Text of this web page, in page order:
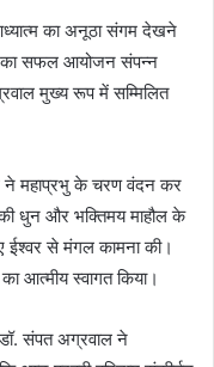
का अनूठा संगम देखने
का सफल आयोजन संपन्न
मुख्य रूप में सम्मिलित
ने महाप्रभु के चरण वंदन कर
धुन और भक्तिमय माहौल के
ईश्वर से मंगल कामना की।
आत्मीय स्वागत किया।
संपत अग्रवाल ने